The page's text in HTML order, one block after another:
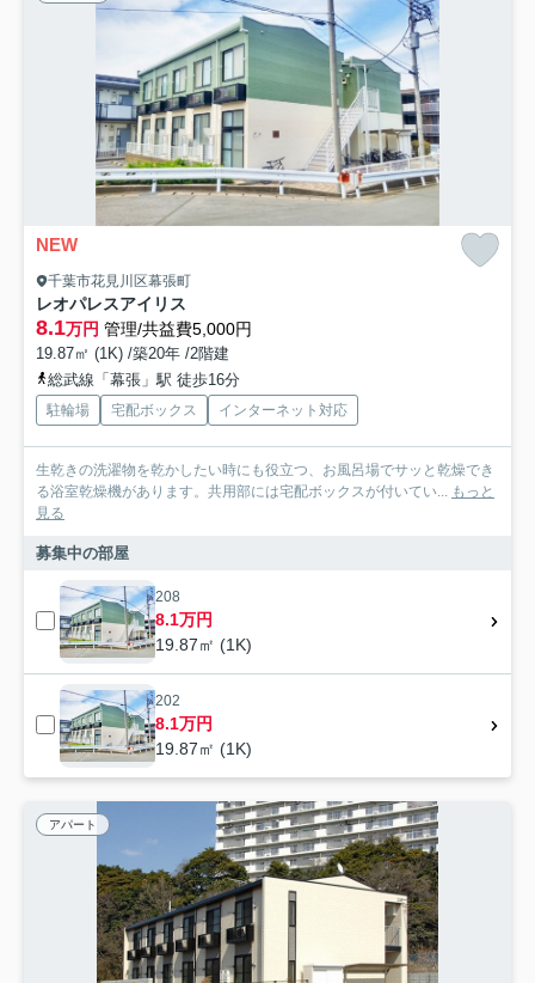
NEW
千葉市花見川区幕張町
レオパレスアイリス
8.1万円 管理/共益費5,000円
19.87㎡ (1K) /築20年 /2階建
総武線「幕張」駅 徒歩16分
駐輪場 宅配ボックス インターネット対応
生乾きの洗濯物を乾かしたい時にも役立つ、お風呂場でサッと乾燥でき
る浴室乾燥機があります。共用部には宅配ボックスが付いてい...
もっと
見る
募集中の部屋
208
8.1万円
19.87㎡ (1K)
202
8.1万円
19.87㎡ (1K)
アパート